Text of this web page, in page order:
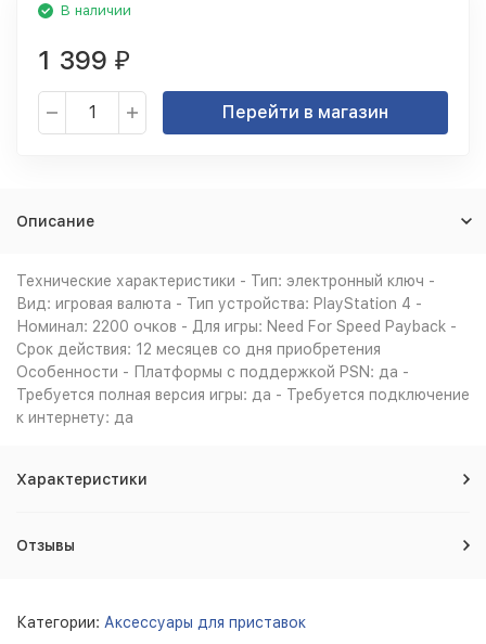
В наличии
1 399 ₽
Перейти в магазин
Описание
Технические характеристики - Тип: электронный ключ -
Вид: игровая валюта - Тип устройства: PlayStation 4 -
Номинал: 2200 очков - Для игры: Need For Speed Payback -
Срок действия: 12 месяцев со дня приобретения
Особенности - Платформы с поддержкой PSN: да -
Требуется полная версия игры: да - Требуется подключение
к интернету: да
Характеристики
Отзывы
Категории: Аксессуары для приставок